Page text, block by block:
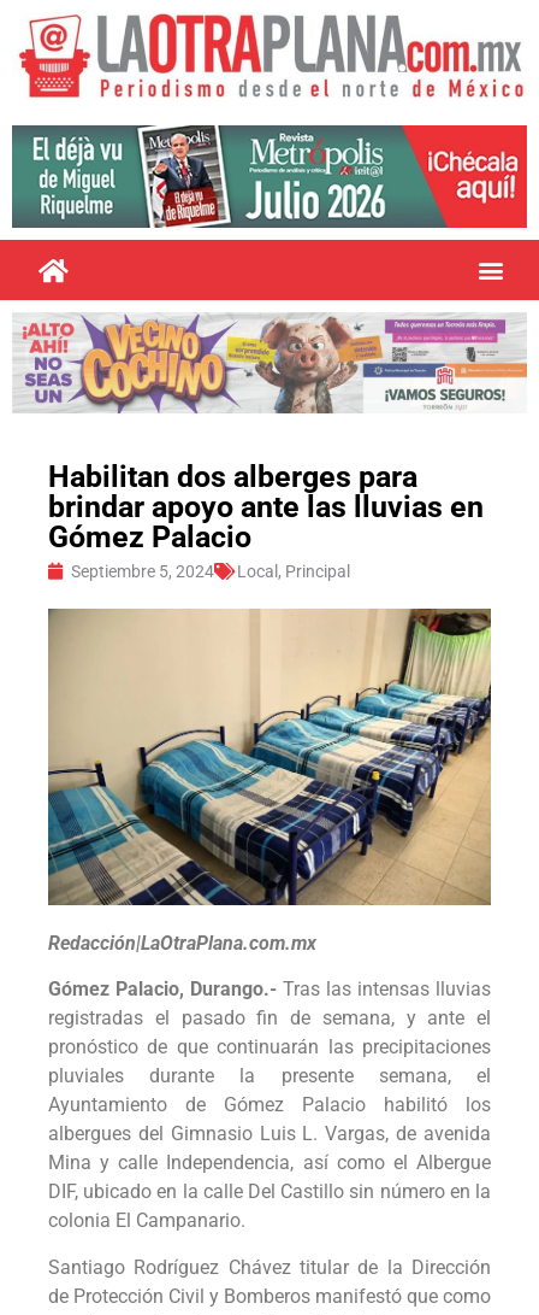
Habilitan dos alberges para
brindar apoyo ante las lluvias en
Gómez Palacio
Septiembre 5, 2024 Local , Principal
Redacción|LaOtraPlana.com.mx
Gómez Palacio, Durango.- Tras las intensas lluvias
registradas el pasado fin de semana, y ante el
pronóstico de que continuarán las precipitaciones
pluviales durante la presente semana, el
Ayuntamiento de Gómez Palacio habilitó los
albergues del Gimnasio Luis L. Vargas, de avenida
Mina y calle Independencia, así como el Albergue
DIF, ubicado en la calle Del Castillo sin número en la
colonia El Campanario.
Santiago Rodríguez Chávez titular de la Dirección
de Protección Civil y Bomberos manifestó que como